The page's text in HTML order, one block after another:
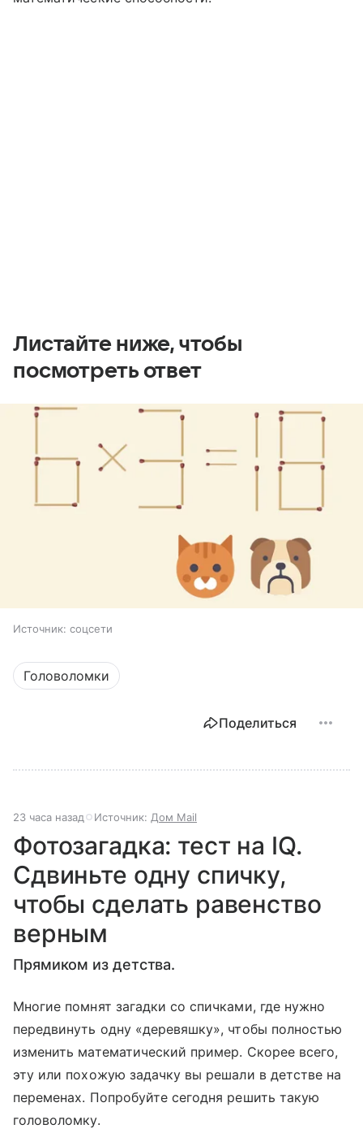
Листайте ниже, чтобы
посмотреть ответ
Источник: соцсети
Головоломки
Поделиться
23 часа назад Источник: Дом Mail
Фотозагадка: тест на IQ.
Сдвиньте одну спичку,
чтобы сделать равенство
верным
Прямиком из детства.
Многие помнят загадки со спичками, где нужно
передвинуть одну «деревяшку», чтобы полностью
изменить математический пример. Скорее всего,
эту или похожую задачку вы решали в детстве на
переменах. Попробуйте сегодня решить такую
головоломку.